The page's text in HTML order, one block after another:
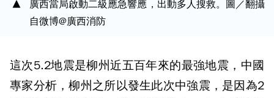
廣西當局啟動二級應急響應，出動多人搜救。圖／翻攝
自微博@廣西消防
這次5.2地震是柳州近五百年來的最強地震，中國
專家分析，柳州之所以發生此次中強震，是因為2